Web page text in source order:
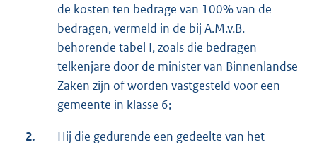
de kosten ten bedrage van 100% van de
bedragen, vermeld in de bij A.M.v.B.
behorende tabel I, zoals die bedragen
telkenjare door de minister van Binnenlandse
Zaken zijn of worden vastgesteld voor een
gemeente in klasse 6;
2.
Hij die gedurende een gedeelte van het